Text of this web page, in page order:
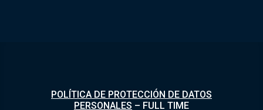
POLÍTICA DE PROTECCIÓN DE DATOS
PERSONALES – FULL TIME